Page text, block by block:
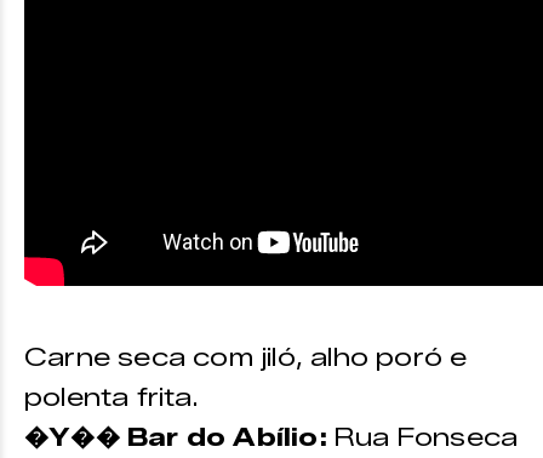
Carne seca com jiló, alho poró e
polenta frita.
�Y�� Bar do Abílio: Rua Fonseca